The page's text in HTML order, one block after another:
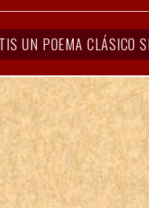
UN POEMA CLÁSICO